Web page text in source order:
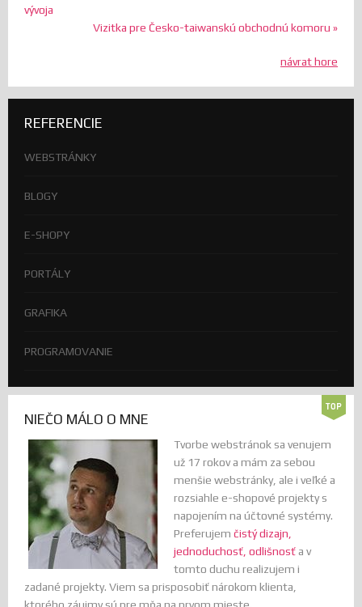
vývoja
Vizitka pre Česko-taiwanskú obchodnú komoru »
návrat hore
REFERENCIE
WEBSTRÁNKY
BLOGY
E-SHOPY
PORTÁLY
GRAFIKA
PROGRAMOVANIE
NIEČO MÁLO O MNE
Tvorbe webstránok sa venujem
už 17 rokov a mám za sebou
menšie webstránky, ale i veľké a
rozsiahle e-shopové projekty s
napojením na účtovné systémy.
Preferujem čistý dizajn,
jednoduchosť, odlišnosť a v
tomto duchu realizujem i
zadané projekty. Viem sa prisposobiť nárokom klienta,